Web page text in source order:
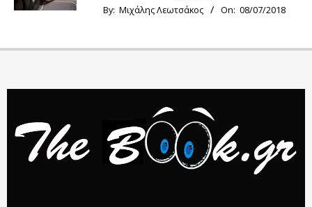
By: Μιχάλης Λεωτσάκος On: 08/07/2018